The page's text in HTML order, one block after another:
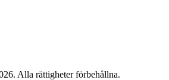
Alla rättigheter förbehållna.